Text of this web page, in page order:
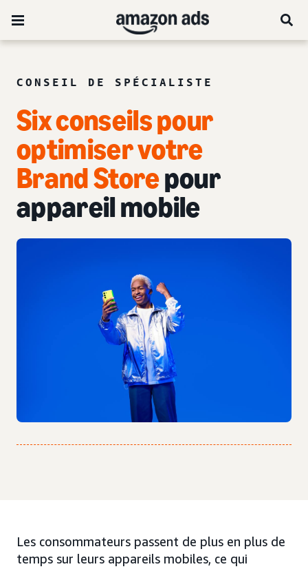
CONSEIL DE SPÉCIALISTE
Six conseils pour
optimiser votre
Brand Storepour
appareil mobile
Les consommateurs passent de plus en plus de
temps sur leurs appareils mobiles, ce qui